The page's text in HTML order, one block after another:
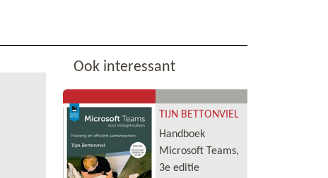
Ook interessant
TIJN BETTONVIEL
Handboek
Microsoft Teams,
3e editie